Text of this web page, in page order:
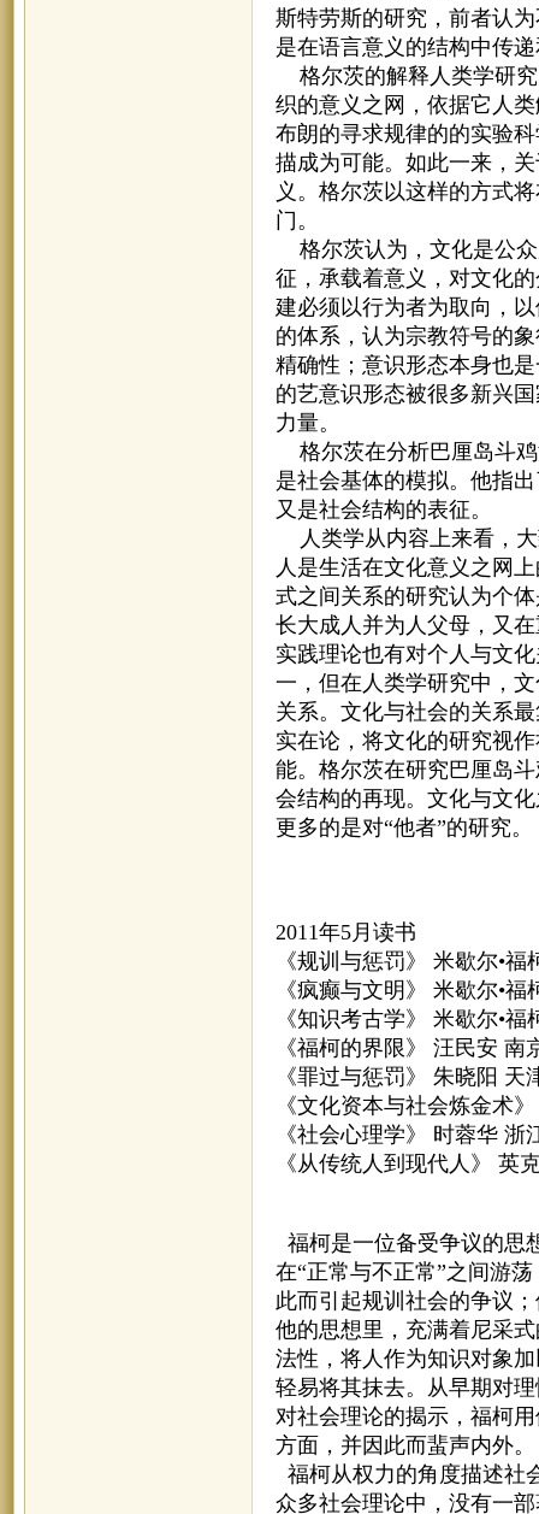
斯特劳斯的研究，前者认
是在语言意义的结构中传
格尔茨的解释人类学研究
织的意义之网，依据它人
布朗的寻求规律的的实验
描成为可能。如此一来，
义。格尔茨以这样的方式
门。
格尔茨认为，文化是公众
征，承载着意义，对文化
建必须以行为者为取向，
的体系，认为宗教符号的
精确性；意识形态本身也
的艺意识形态被很多新兴
力量。
格尔茨在分析巴厘岛斗鸡
是社会基体的模拟。他指
又是社会结构的表征。
人类学从内容上来看，大
人是生活在文化意义之网
式之间关系的研究认为个
长大成人并为人父母，又
实践理论也有对个人与文
一，但在人类学研究中，
关系。文化与社会的关系
实在论，将文化的研究视
能。格尔茨在研究巴厘岛
会结构的再现。文化与文
更多的是对“他者”的研究。
2011年5月读书
《规训与惩罚》 米歇尔•
《疯癫与文明》 米歇尔•
《知识考古学》 米歇尔•
《福柯的界限》 汪民安 南
《罪过与惩罚》 朱晓阳 天
《文化资本与社会炼金术
《社会心理学》 时蓉华 浙
《从传统人到现代人》 英
福柯是一位备受争议的思
在“正常与不正常”之间游
此而引起规训社会的争议
他的思想里，充满着尼采
法性，将人作为知识对象
轻易将其抹去。从早期对
对社会理论的揭示，福柯
方面，并因此而蜚声内外。
福柯从权力的角度描述社
众多社会理论中，没有一